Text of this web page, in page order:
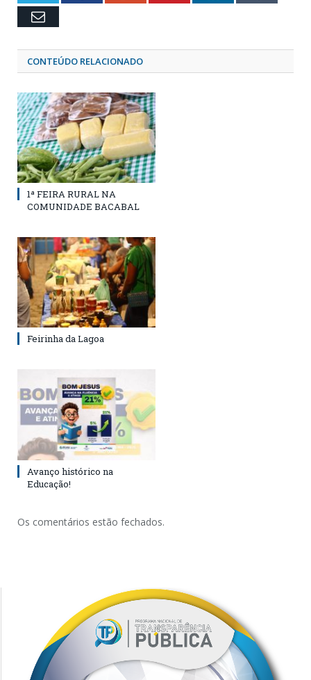
Email
CONTEÚDO RELACIONADO
1ª FEIRA RURAL NA
COMUNIDADE BACABAL
Feirinha da Lagoa
Avanço histórico na
Educação!
Os comentários estão fechados.